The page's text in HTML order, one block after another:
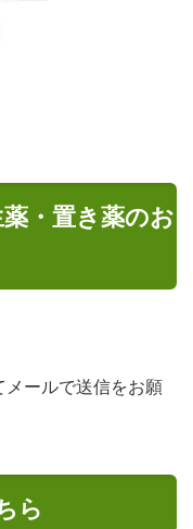
・置き薬のお
ールで送信をお願
ら